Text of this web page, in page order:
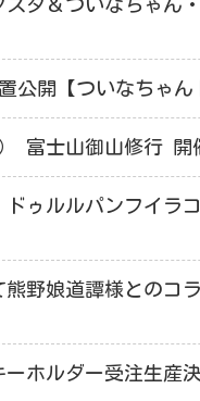
スタ＆ついなちゃん
公開【ついなちゃん
富士山御山修行 開
ゥルルパンフイラ
熊野娘道譚様との
ホルダー受注生産